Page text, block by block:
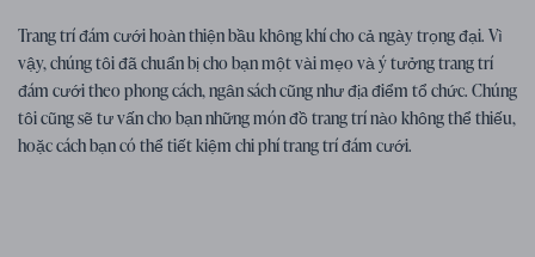
Mẹo cho đám cưới 07. 01. 2026
Mẹo, ý tưởng và cảm hứng trang trí
đám cưới
Trang trí đám cưới hoàn thiện bầu không khí cho cả ngày trọng đại. Vì
vậy, chúng tôi đã chuẩn bị cho bạn một vài mẹo và ý tưởng trang trí
đám cưới theo phong cách, ngân sách cũng như địa điểm tổ chức. Chúng
tôi cũng sẽ tư vấn cho bạn những món đồ trang trí nào không thể thiếu,
hoặc cách bạn có thể tiết kiệm chi phí trang trí đám cưới.